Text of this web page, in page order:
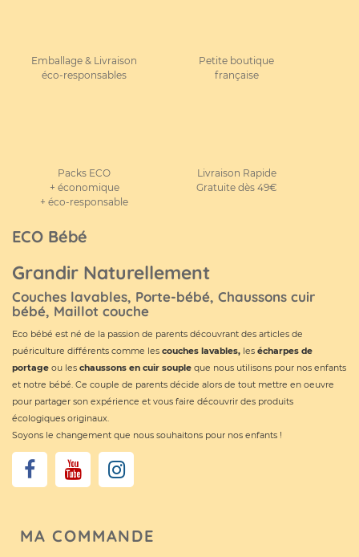
Emballage & Livraison
éco-responsables
Petite boutique
française
Packs ECO
+ économique
+ éco-responsable
Livraison Rapide
Gratuite dès 49€
ECO Bébé
Grandir Naturellement
Couches lavables, Porte-bébé, Chaussons cuir
bébé, Maillot couche
Eco bébé est né de la passion de parents découvrant des articles de
puériculture différents comme les couches lavables, les écharpes de
portage ou les chaussons en cuir souple que nous utilisons pour nos enfants
et notre bébé. Ce couple de parents décide alors de tout mettre en oeuvre
pour partager son expérience et vous faire découvrir des produits
écologiques originaux.
Soyons le changement que nous souhaitons pour nos enfants !
MA COMMANDE